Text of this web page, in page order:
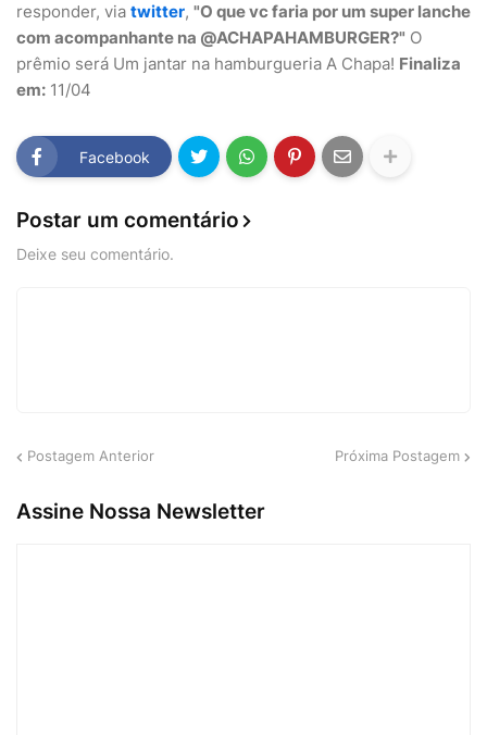
responder, via twitter, "O que vc faria por um super lanche
com acompanhante na @ACHAPAHAMBURGER?" O
prêmio será Um jantar na hamburgueria A Chapa! Finaliza
em: 11/04
Facebook
Postar um comentário
Deixe seu comentário.
Postagem Anterior Próxima Postagem
Assine Nossa Newsletter